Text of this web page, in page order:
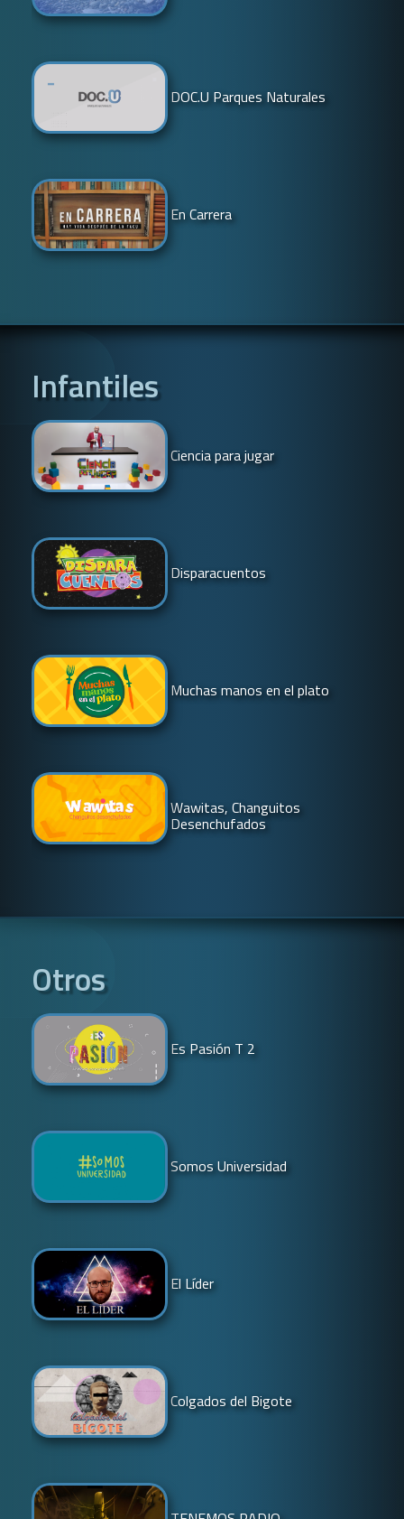
DOC.U Parques Naturales
En Carrera
Infantiles
Ciencia para jugar
Disparacuentos
Muchas manos en el plato
Wawitas, Changuitos
Desenchufados
Otros
Es Pasión T 2
Somos Universidad
El Líder
Colgados del Bigote